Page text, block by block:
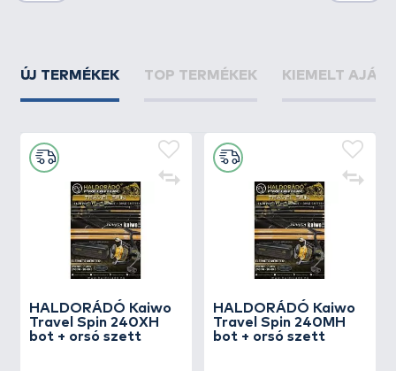
ÚJ TERMÉKEK TOP TERMÉKEK KIEMELT
HALDORÁDÓ Kaiwo
Travel Spin 240XH
bot + orsó szett
HALDORÁDÓ Kaiwo
Travel Spin 240MH
bot + orsó szett